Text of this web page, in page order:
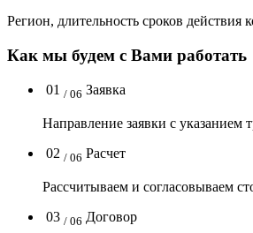
Регион, длительность сроков
Как мы будем с Вами работать
01 / 06 Заявка
Направление заявки с указанием
02 / 06 Расчет
Рассчитываем и согласовываем
03 / 06 Договор